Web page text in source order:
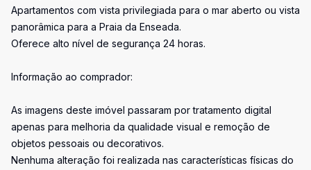
Apartamentos com vista privilegiada para o mar aberto ou vista
panorâmica para a Praia da Enseada.
Oferece alto nível de segurança 24 horas.
Informação ao comprador:
As imagens deste imóvel passaram por tratamento digital
apenas para melhoria da qualidade visual e remoção de
objetos pessoais ou decorativos.
Nenhuma alteração foi realizada nas características físicas do